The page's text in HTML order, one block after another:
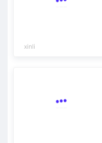
xinli